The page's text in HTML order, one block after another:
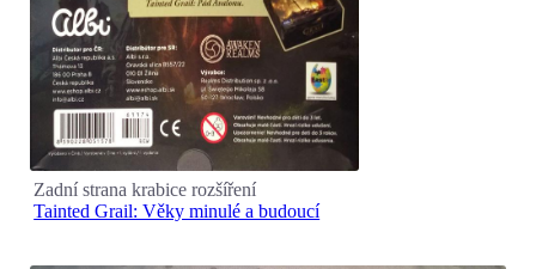
Zadní strana krabice rozšíření
Tainted Grail: Věky minulé a budoucí